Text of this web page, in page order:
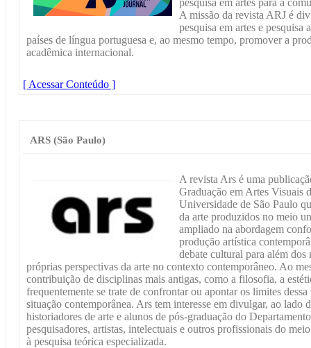
A missão da revista ARJ é
pesquisa em artes e pesquisa
países de língua portuguesa e, ao mesmo tempo, promover a
acadêmica internacional.
[ Acessar Conteúdo ]
ARS (São Paulo)
A revista Ars é uma
Graduação em Artes Visuais
Universidade de São Paulo
da arte produzidos no meio
ampliado na abordagem
produção artística
debate cultural para além
próprias perspectivas da arte no contexto contemporâneo. Ao
contribuição de disciplinas mais antigas, como a filosofia, a
frequentemente se trate de confrontar ou apontar os limites
situação contemporânea. Ars tem interesse em divulgar, ao lado
historiadores de arte e alunos de pós-graduação do
pesquisadores, artistas, intelectuais e outros profissionais do
à pesquisa teórica especializada.